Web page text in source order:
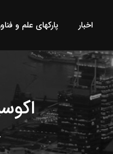
اخبار پارکهای علم و